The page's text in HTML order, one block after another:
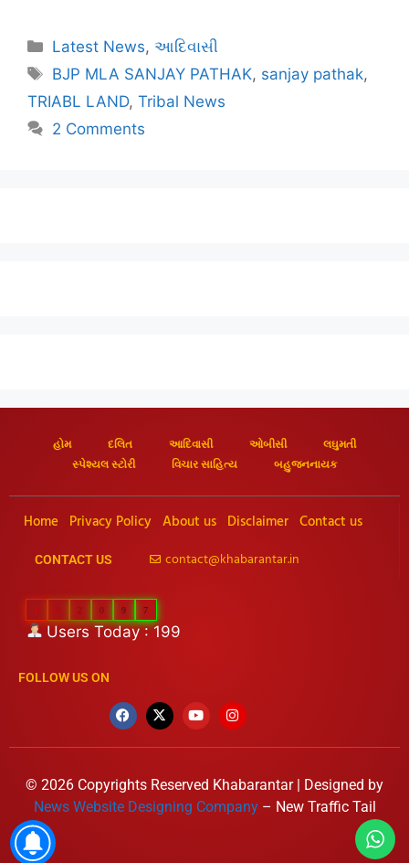
Latest News,આદિવાસી
BJP MLA SANJAY PATHAK, sanjay pathak,
TRIABL LAND, Tribal News
2 Comments
હોમ દલિત આદિવાસી ઓબીસી
લઘુમતી
સ્પેશ્યલ સ્ટોરી
વિચાર સાહિત્ય બહુજનનાયક
Home Privacy Policy About us Disclaimer Contact us
CONTACT US contact@khabarantar.in
1 0 9 7
Users Today : 199
FOLLOW US ON
© 2026 Copyrights Reserved Khabarantar | Designed by
News Website Designing Company – New Traffic Tail